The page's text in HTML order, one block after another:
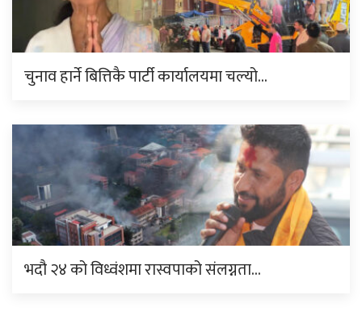
चुनाव हार्ने बित्तिकै पार्टी कार्यालयमा चल्यो…
भदौ २४ को विध्वंशमा रास्वपाको संलग्नता…